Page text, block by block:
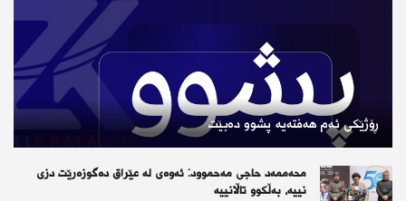
ڕۆژێكی ئەم هەفتەیە پشوو دەبێت
محەممەد حاجی مەحموود: ئەوەی لە عێراق دەگوزەرێت دزی
نییە، بەڵکوو تاڵانییە